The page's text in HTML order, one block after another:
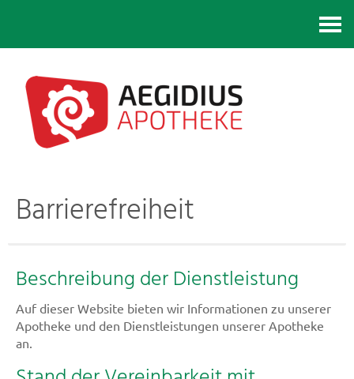
Barrierefreiheit
Beschreibung der Dienstleistung
Auf dieser Website bieten wir Informationen zu unserer
Apotheke und den Dienstleistungen unserer Apotheke
an.